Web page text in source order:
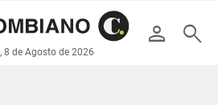
person search
, 8 de Agosto de 2026